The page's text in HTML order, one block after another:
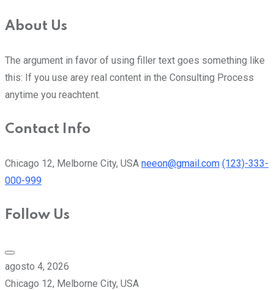
About Us
The argument in favor of using filler text goes something like
this: If you use arey real content in the Consulting Process
anytime you reachtent.
Contact Info
Chicago 12, Melborne City, USA neeon@gmail.com (123)-333-
000-999
Follow Us
agosto 4, 2026
Chicago 12, Melborne City, USA